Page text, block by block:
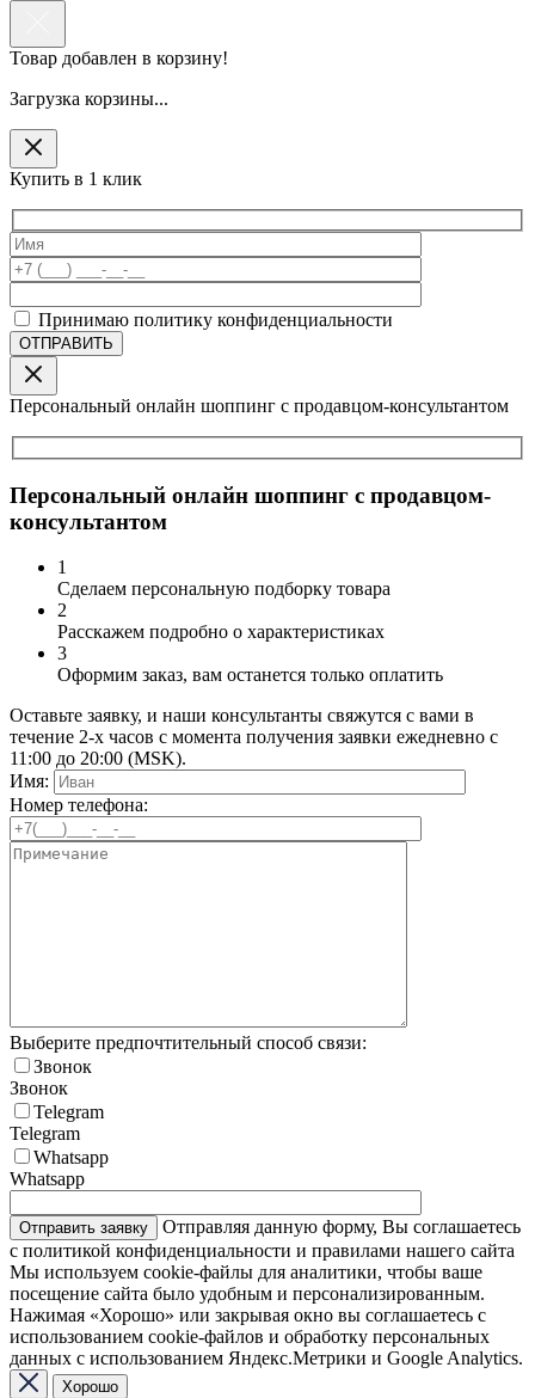
Товар добавлен в корзину!
Загрузка корзины...
Купить в 1 клик
Принимаю политику конфиденциальности
Персональный онлайн шоппинг с продавцом-консультантом
Персональный онлайн шоппинг с продавцом-
консультантом
1
Сделаем персональную подборку товара
2
Расскажем подробно о характеристиках
3
Оформим заказ, вам останется только оплатить
Оставьте заявку, и наши консультанты свяжутся с вами в
течение 2-х часов с момента получения заявки ежедневно с
11:00 до 20:00 (MSK).
Имя:
Номер телефона:
Выберите предпочтительный способ связи:
Звонок
Звонок
Telegram
Telegram
Whatsapp
Whatsapp
Отправляя данную форму, Вы соглашаетесь
с политикой конфиденциальности и правилами нашего сайта
Мы используем cookie-файлы для аналитики, чтобы ваше
посещение сайта было удобным и персонализированным.
Нажимая «Хорошо» или закрывая окно вы соглашаетесь с
использованием cookie-файлов и обработку персональных
данных с использованием Яндекс.Метрики и Google Analytics.
Хорошо